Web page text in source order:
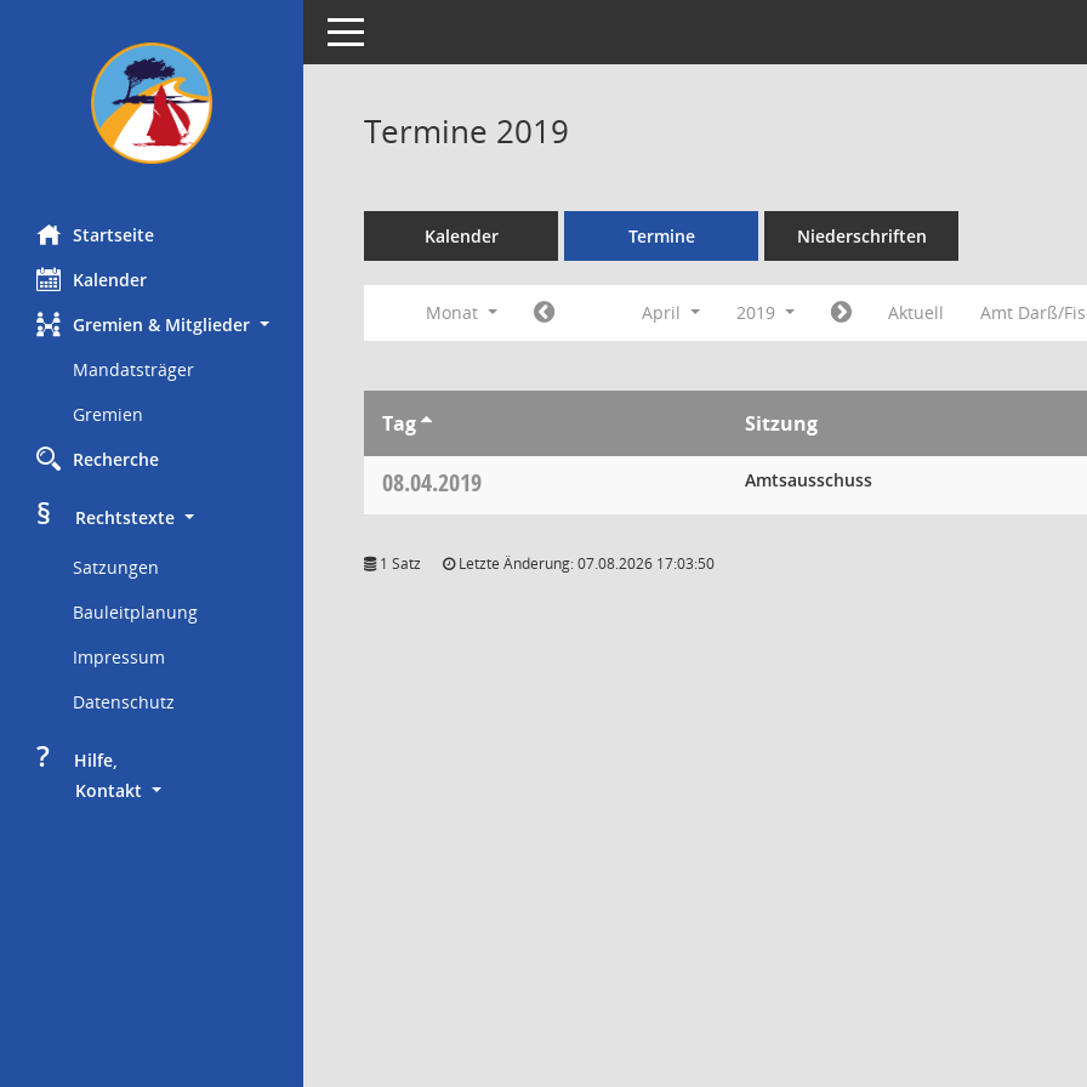
Startseite
Kalender
Gremien & Mitglieder
Mandatsträger
Gremien
Recherche
§
     Rechtstexte
Satzungen
Bauleitplanung
Impressum
Datenschutz
?
     Hilfe,
Kontakt
Toggle navigation
Termine 2019
Kalender Termine Niederschriften
Monat April 2019 Aktuell Amt Darß/
Tag Sitzung
08.04.2019 Amtsausschuss
1 Satz Letzte Änderung: 07.08.2026 17:03:50